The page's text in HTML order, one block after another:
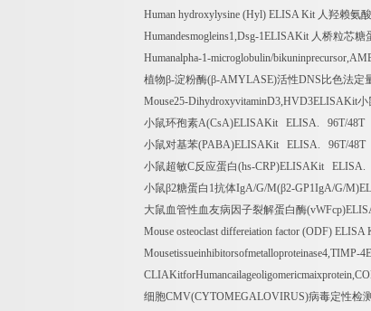
Human hydroxylysine (Hyl) ELISA Kit 人羟赖氨酸
Humandesmogleins1,Dsg-1ELISAKit 人桥粒芯糖
Humanalpha-1-microglobulin/
植物β-淀粉酶(β-AMYLASE)活性DNS 比色法定
Mouse25-DihydroxyvitaminD3,HVD3ELISAKit小
小鼠环孢素A(CsA)ELISAKit ELISA. 96T/48T
小鼠对基苯(PABA)ELISAKit ELISA. 96T/48T
小鼠超敏C反应蛋白(hs-CRP)ELISAKit ELISA.
小鼠β2糖蛋白 1抗体IgA/G/M(β2-GP1IgA/G/
大鼠血管性血友病因子裂解蛋白酶
Mouse osteoclast differeiation factor (ODF) ELISA
Mousetissueinhibitorsofmetalloproteinase4,TIMP-
细胞CMV(CYTOMEGALOVIRUS)病毒定性检